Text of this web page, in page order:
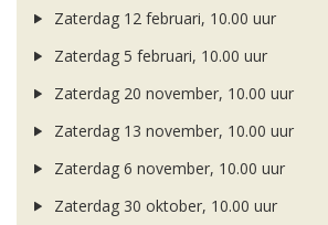
Zaterdag 12 februari, 10.00 uur
Zaterdag 5 februari, 10.00 uur
Zaterdag 20 november, 10.00 uur
Zaterdag 13 november, 10.00 uur
Zaterdag 6 november, 10.00 uur
Zaterdag 30 oktober, 10.00 uur